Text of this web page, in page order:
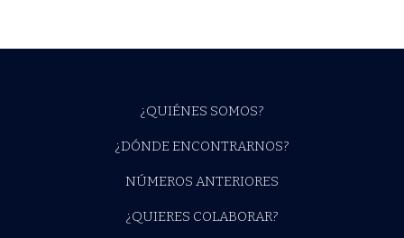
¿QUIÉNES SOMOS?
¿DÓNDE ENCONTRARNOS?
NÚMEROS ANTERIORES
¿QUIERES COLABORAR?